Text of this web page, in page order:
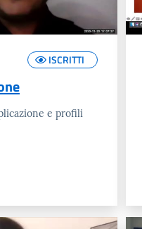
ISCRITTI
e profili